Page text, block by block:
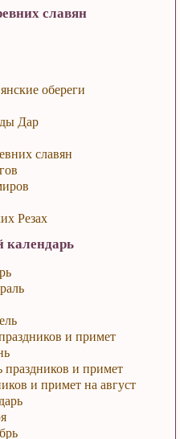
славян
обереги
Дар
славян
Резах
и примет
и примет
и примет на август